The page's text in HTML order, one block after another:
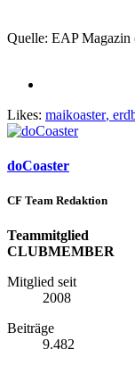
Quelle: EAP Magazin
Likes: maikoaster,
doCoaster
CF Team Redaktion
Teammitglied
CLUBMEMBER
Mitglied seit
2008
Beiträge
9.482